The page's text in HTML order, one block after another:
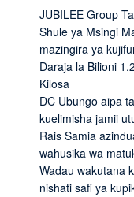
JUBILEE Group
Shule ya Msingi
mazingira ya
Daraja la Bilioni
Kilosa
DC Ubungo aipa
kuelimisha jamii
Rais Samia
wahusika wa
Wadau wakutana
nishati safi ya